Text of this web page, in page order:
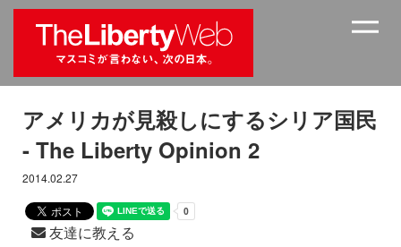
アメリカが見殺しにするシリア国民
- The Liberty Opinion 2
2014.02.27
友達に教える